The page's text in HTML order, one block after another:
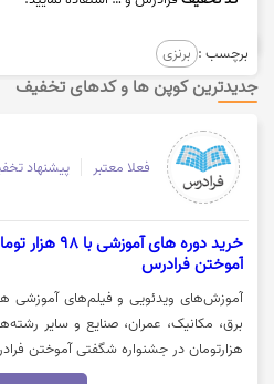
برچسب : برنزی
جدیدترین کوپن ها و کدهای تخفیف
فعلا معتبر پیشنهاد
خرید دوره های
آموختن فرادرس
آموزش‌های ویدئویی و فیلم‌های آموزشی
هزارتومان در جشنواره شگفتی آموختن
از تخفیف روی گزینه "خرید کنید" کلیک